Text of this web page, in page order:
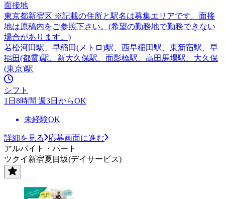
面接地
東京都新宿区 ※記載の住所と駅名は募集エリアです。面接
地は原稿内をご参照下さい。(希望の勤務地で勤務できない
場合があります。)
若松河田駅、早稲田(メトロ)駅、西早稲田駅、東新宿駅、早
稲田(都電)駅、新大久保駅、面影橋駅、高田馬場駅、大久保
(東京)駅
シフト
1日8時間 週3日からOK
未経験OK
詳細を見る
応募画面に進む
アルバイト・パート
ツクイ新宿夏目坂(デイサービス)